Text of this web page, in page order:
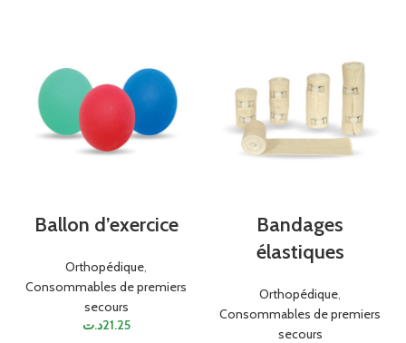
Ballon d’exercice
Orthopédique,
Consommables de premiers
secours
21.25د.ت
Bandages
élastiques
Orthopédique,
Consommables de premiers
secours